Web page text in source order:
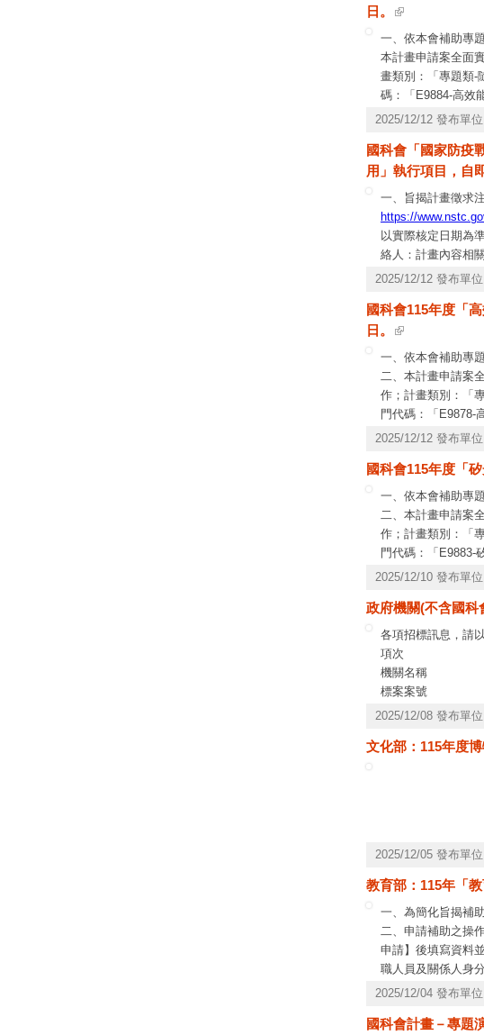
主持人須依「國科
送出並造具申請名
日。
一、依本會補助專
本計畫申請案全面
畫類別：「專題類-
碼：「E9884-高效
告於本會工程處網
2025/12/12 發布單
國科會「國家防疫
用」執行項目，自
一、旨揭計畫徵求
https://
以實際核定日期為
絡人：計畫內容相
線，電話：0800-
2025/12/12 發布單
國科會115年度「
日。
一、依本會補助專
二、本計畫申請案
作；計畫類別：「
門代碼：「E9878-
運算晶片、
（https://
2025/12/12 發布單
國科會115年度「
一、依本會補助專
二、本計畫申請案
作；計畫類別：「
門代碼：「E9883-
公告於本會工程處
2025/12/10 發布單
政府機關(不含國科
各項招標訊息，請
項次
機關名稱
標案案號
公告
預算
2025/12/08 發布單
文化部：115年度
2025/12/05 發布單
教育部：115年「
一、為簡化旨揭補
二、申請補助之操
申請】後填寫資料
職人員及關係人身
三、線上申請期間
1.115年1月：受理
2025/12/04 發布單
國科會計畫－專題